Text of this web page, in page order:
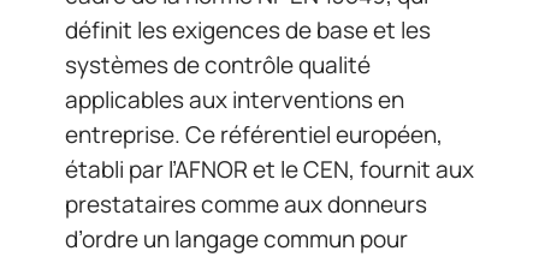
définit les exigences de base et les
systèmes de contrôle qualité
applicables aux interventions en
entreprise. Ce référentiel européen,
établi par l’AFNOR et le CEN, fournit aux
prestataires comme aux donneurs
d’ordre un langage commun pour